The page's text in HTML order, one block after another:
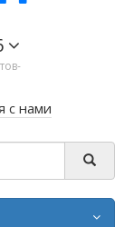
с нами